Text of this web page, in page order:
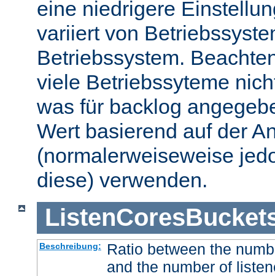
eine niedrigere
variiert von
Betriebssystem.
viele Betriebssyteme
was für backlog
Wert basierend auf der
(normalerweiseweise
diese) verwenden.
Beschreibung:
Ratio between the
and the number of